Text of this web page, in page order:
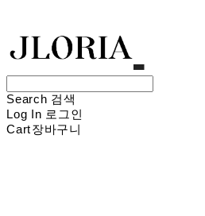
Search 검색
Log In 로그인
Cart장바구니